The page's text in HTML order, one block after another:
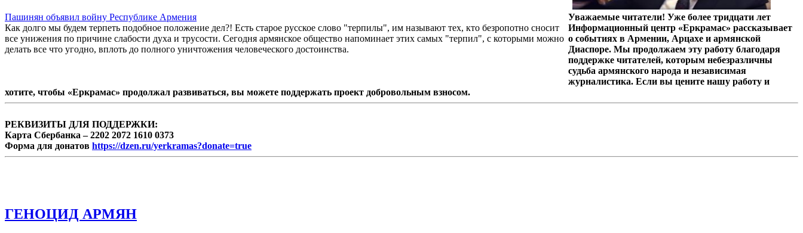
Пашинян объявил войну Республике Армения
Как долго мы будем терпеть подобное положение дел?! Есть старое русское слово "терпилы", им называют тех, кто безропотно сносит
все унижения по причине слабости духа и трусости. Сегодня армянское общество напоминает этих самых "терпил", с которыми можно
делать все что угодно, вплоть до полного уничтожения человеческого достоинства.
Уважаемые читатели! Уже более тридцати лет
Информационный центр «Еркрамас» рассказывает
о событиях в Армении, Арцахе и армянской
Диаспоре. Мы продолжаем эту работу благодаря
поддержке читателей, которым небезразличны
судьба армянского народа и независимая
журналистика. Если вы цените нашу работу и
хотите, чтобы «Еркрамас» продолжал развиваться, вы можете поддержать проект добровольным взносом.
РЕКВИЗИТЫ ДЛЯ ПОДДЕРЖКИ:
Карта Сбербанка – 2202 2072 1610 0373
Форма для донатов https://dzen.ru/yerkramas?donate=true
ГЕНОЦИД АРМЯН